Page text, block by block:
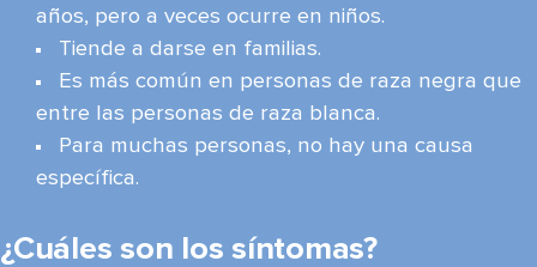
años, pero a veces ocurre en niños.
Tiende a darse en familias.
Es más común en personas de raza negra que
entre las personas de raza blanca.
Para muchas personas, no hay una causa
específica.
¿Cuáles son los síntomas?